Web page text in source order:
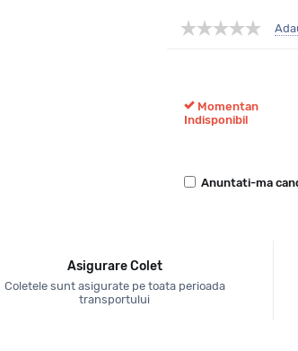
Momentan
Indisponibil
Anuntati-ma
Asigurare Colet
Coletele sunt asigurate pe toata perioada
transportului